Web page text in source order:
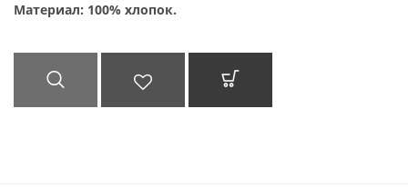
Материал: 100% хлопок.